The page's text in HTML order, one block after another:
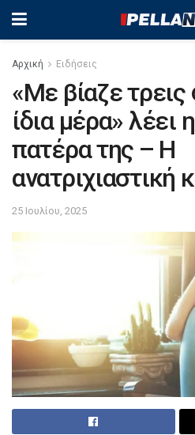
Αρχική Ειδήσεις
«Με βίαζε
ίδια μέρα» λέει
πατέρα της – Η
ανατριχιαστική
25 Ιουλίου, 2025